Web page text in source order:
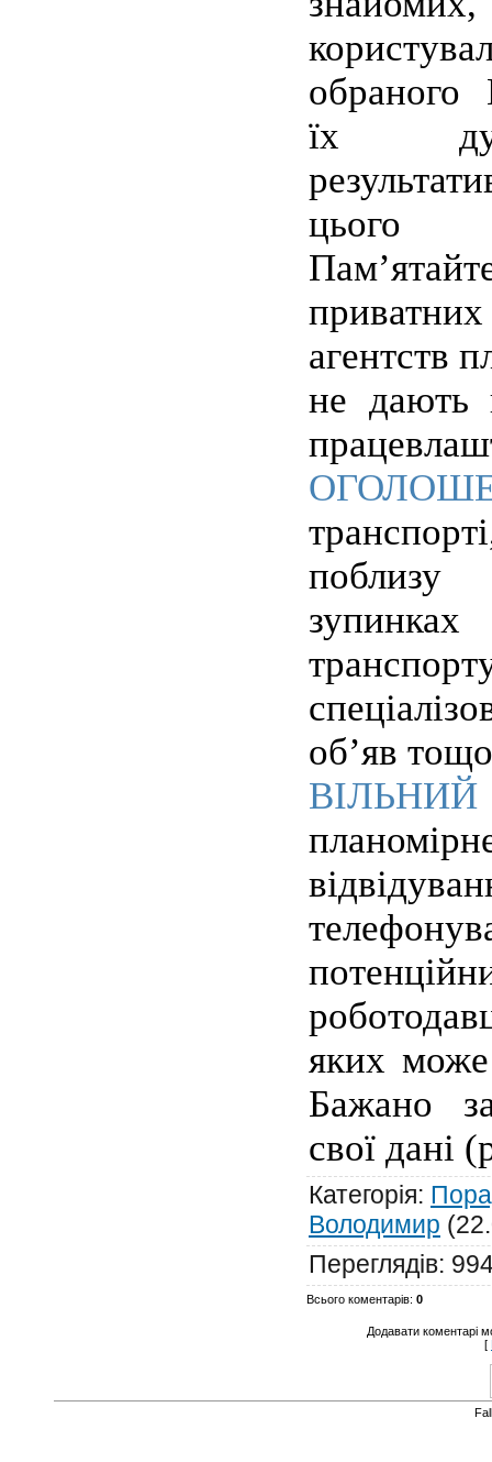
обраного
їх
цього
агентств
не дають
поблизу
об’яв
яких може
Бажано
свої дані
Категорія:
Володимир
Переглядів:
Всього коментарів: 0
Додавати коментарі
[